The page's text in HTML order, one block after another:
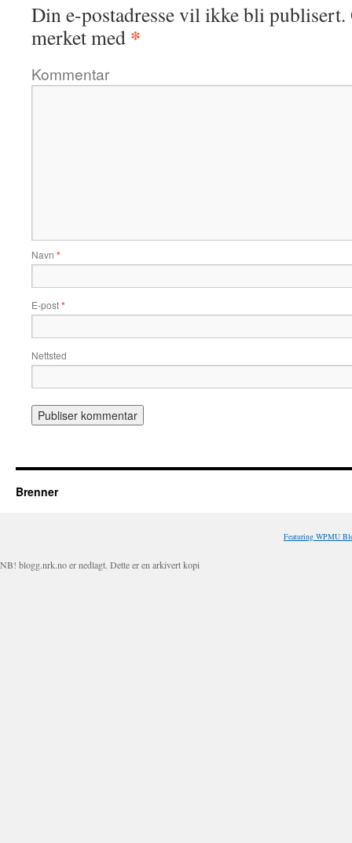
Din e-postadresse vil ikke bli publisert.
merket med *
Kommentar
Navn *
E-post*
Nettsted
Brenner
Featuring WPMU
NB! blogg.nrk.no er nedlagt. Dette er en arkivert kopi